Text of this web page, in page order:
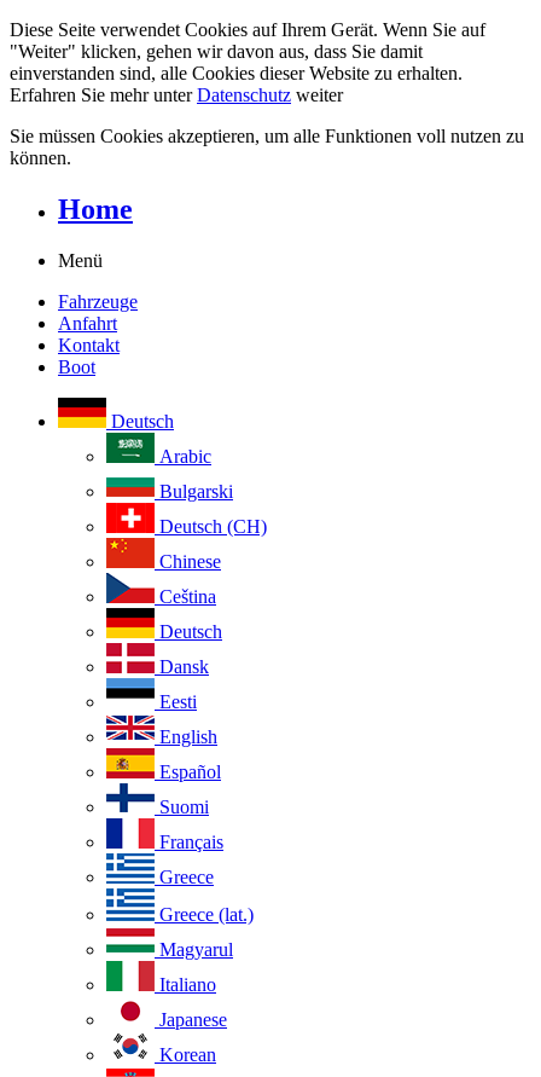
Diese Seite verwendet Cookies auf Ihrem Gerät. Wenn Sie auf
"Weiter" klicken, gehen wir davon aus, dass Sie damit
einverstanden sind, alle Cookies dieser Website zu erhalten.
Erfahren Sie mehr unterDatenschutz weiter
Sie müssen Cookies akzeptieren, um alle Funktionen voll nutzen zu
können.
Home
Menü
Fahrzeuge
Anfahrt
Kontakt
Boot
Deutsch
Arabic
Bulgarski
Deutsch (CH)
Chinese
Ceština
Deutsch
Dansk
Eesti
English
Español
Suomi
Français
Greece
Greece (lat.)
Magyarul
Italiano
Japanese
Korean